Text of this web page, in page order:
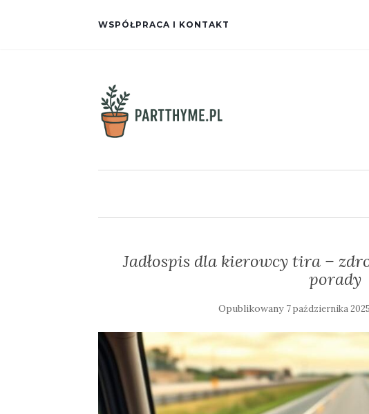
WSPÓŁPRACA I KONTAKT
Jadłospis dla kierowcy tira –
porady
Opublikowany 7 października 2025